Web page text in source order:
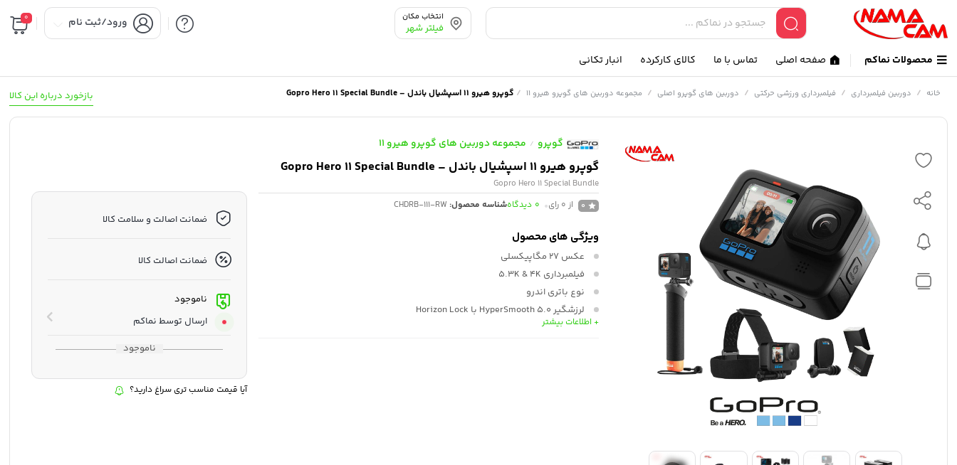
انتخاب مکان
فیلتر شهر ورود/ثبت نام 0
محصولات نماکم صفحه اصلی تماس با ما کالای کارکرده انبار تکانی
بازخورد درباره این کالا خانه / دوربین فیلمبرداری / فیلمبرداری ورزشی حرکتی / دوربین های گوپرو اصلی / مجموعه دوربین های گوپرو هیرو 11 / گوپرو هیرو 11 اسپشیال باندل – Gopro Hero 11 Special Bundle
گوپرو / مجموعه دوربین های گوپرو هیرو 11
گوپرو هیرو 11 اسپشیال باندل – Gopro Hero 11 Special Bundle
Gopro Hero 11 Special Bundle
0 از 0 رای 0 دیدگاهشناسه محصول: CHDRB-111-RW
ویژگی های محصول
عکس 27 مگاپیکسلی
فیلمبرداری 5.3K & 4K
نوع باتری اندرو
لرزشگیر HyperSmooth 5.0 با Horizon Lock
+ اطلاعات بیشتر
ضمانت اصالت و سلامت کالا
ضمانت اصالت کالا
ناموجود
ارسال توسط نماکم
ناموجود
آیا قیمت مناسب تری سراغ دارید؟